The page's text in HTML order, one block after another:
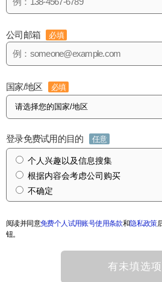
公司邮箱 必填
国家/地区 必填
登录免费试用的目的 任意
个人兴趣以及信息搜集
根据内容会考虑公司购买
不确定
阅读并同意免费个人试用账号使用条款和隐私政策
钮。